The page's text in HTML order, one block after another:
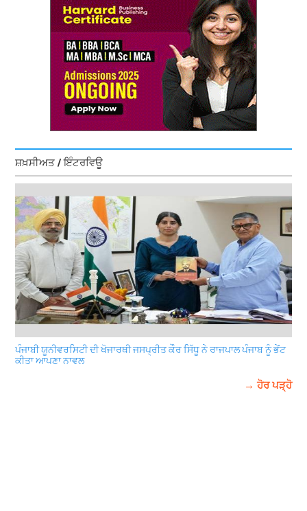
ਸ਼ਖ਼ਸੀਅਤ / ਇੰਟਰਵਿਊ
ਪੰਜਾਬੀ ਯੂਨੀਵਰਸਿਟੀ ਦੀ ਖੋਜਾਰਥੀ ਜਸਪ੍ਰੀਤ ਕੌਰ ਸਿੱਧੂ ਨੇ ਰਾਜਪਾਲ ਪੰਜਾਬ ਨੂੰ ਭੇਂਟ
ਕੀਤਾ ਆਪਣਾ ਨਾਵਲ
→ ਹੋਰ ਪੜ੍ਹੋ